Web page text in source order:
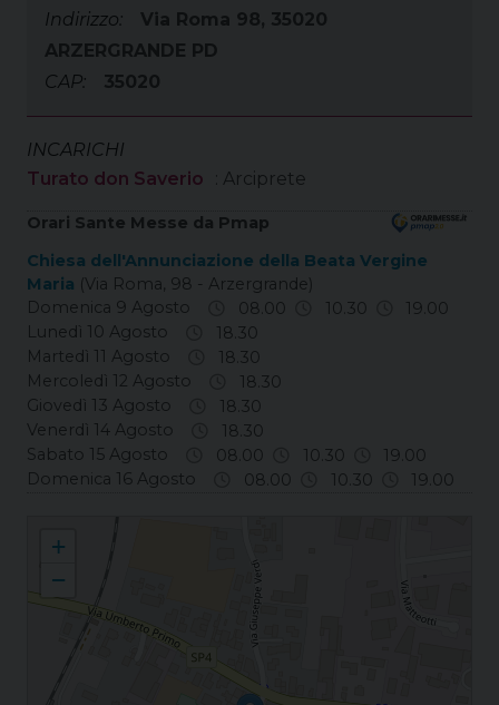
Indirizzo:
Via Roma 98, 35020
ARZERGRANDE PD
CAP:
35020
INCARICHI
Turato don Saverio
: Arciprete
Orari Sante Messe da Pmap
Chiesa dell'Annunciazione della Beata Vergine
Maria (Via Roma, 98 - Arzergrande)
Domenica 9 Agosto
08.00 10.30
19.00
Lunedì 10 Agosto
18.30
Martedì 11 Agosto
18.30
Mercoledì 12 Agosto
18.30
Giovedì 13 Agosto
18.30
Venerdì 14 Agosto
18.30
Sabato 15 Agosto
08.00 10.30
19.00
Domenica 16 Agosto
08.00 10.30 19.00
+
−